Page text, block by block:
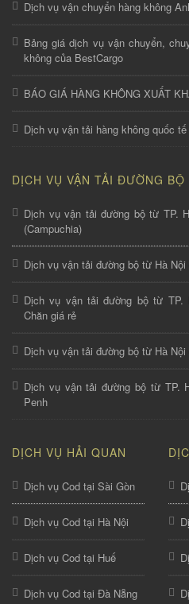
Dịch vụ vận chuyển hàng không
Bảng giá dịch vụ vận chuyển,
không của BestCargo
BÁO GIÁ HÀNG KHÔNG XUẤT
Dịch vụ vận tải hàng không quốc
DỊCH VỤ VẬN TẢI ĐƯỜNG BỘ
Dịch vụ vận tải đường bộ từ TP.
(Campuchia)
Dịch vụ vận tải đường bộ từ Hà
Dịch vụ vận tải đường bộ từ TP.
Chăn giá rẻ
Dịch vụ vận tải đường bộ từ Hà
Dịch vụ vận tải đường bộ từ TP.
Penh
DỊCH VỤ HẢI QUAN
Dịch vụ Cod tại Sài Gòn
Dịch vụ Cod tại Hà Nội
Dịch vụ Cod tại Huế
Dịch vụ Cod tại Đà Nẵng